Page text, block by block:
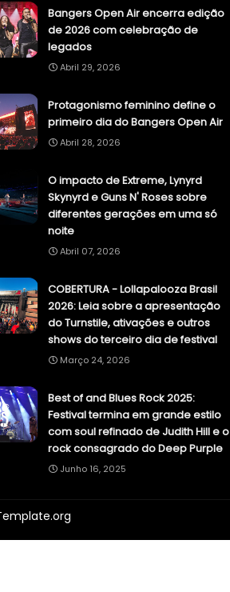
Bangers Open Air encerra edição
de 2026 com celebração de
legados
Abril 29, 2026
Protagonismo feminino define o
primeiro dia do Bangers Open Air
Abril 28, 2026
O impacto de Extreme, Lynyrd
Skynyrd e Guns N' Roses sobre
diferentes gerações em uma só
noite
Abril 07, 2026
COBERTURA - Lollapalooza Brasil
2026: Leia sobre a apresentação
do Turnstile, ativações e outros
shows do terceiro dia de festival
Março 24, 2026
Best of and Blues Rock 2025:
Festival termina em grande estilo
com soul refinado de Judith Hill e o
rock consagrado do Deep Purple
Junho 16, 2025